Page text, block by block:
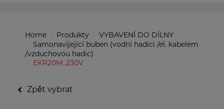
Home Produkty
VYBAVENÍ DO DÍLNY
Samonavíjející buben (vodní hadici /el. kabelem
/vzduchovou hadic)
EKR20M_230V
Zpět vybrat